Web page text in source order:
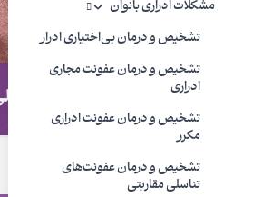
مشکلات ادراری بانوان
تشخیص و درمان بی‌اختیاری ادرار
تشخیص و درمان عفونت مجاری
ادراری
تشخیص و درمان عفونت ادراری
مکرر
تشخیص و درمان عفونت‌های
تناسلی مقاربتی
جراحی‌های زیبایی